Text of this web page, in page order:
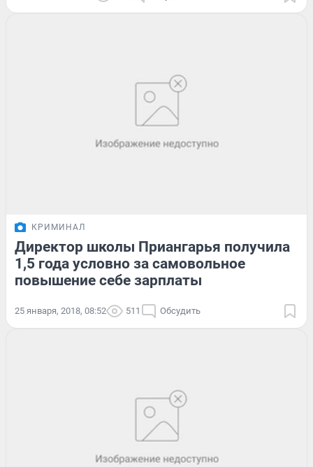
КРИМИНАЛ
Директор школы Приангарья получила
1,5 года условно за самовольное
повышение себе зарплаты
25 января, 2018, 08:52 511 Обсудить